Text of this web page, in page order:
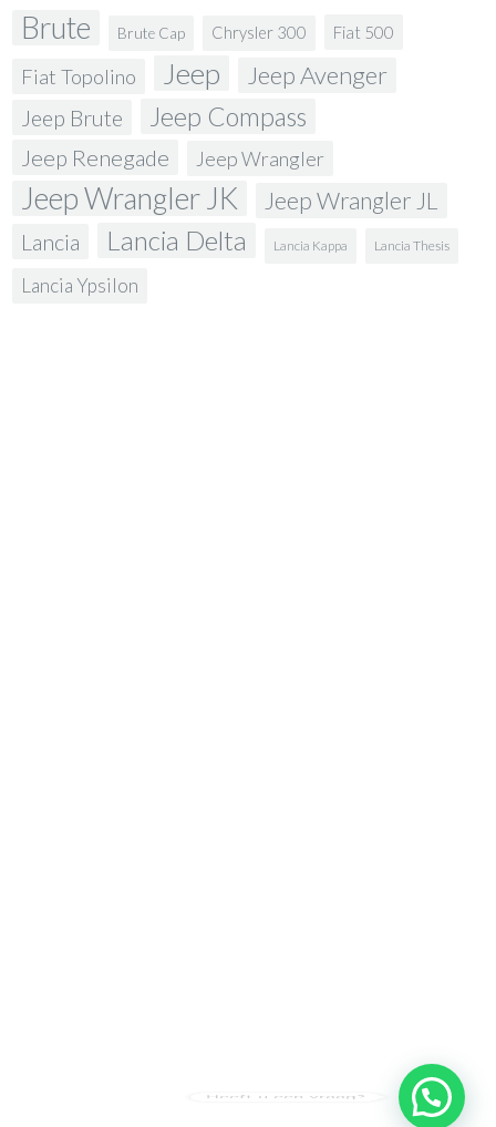
Brute Brute Cap Chrysler 300 Fiat 500
Fiat Topolino Jeep Jeep Avenger
Jeep Brute Jeep Compass
Jeep Renegade Jeep Wrangler
Jeep Wrangler JK Jeep Wrangler JL
Lancia Lancia Delta Lancia Kappa Lancia Thesis
Lancia Ypsilon
Heeft u een vraag?